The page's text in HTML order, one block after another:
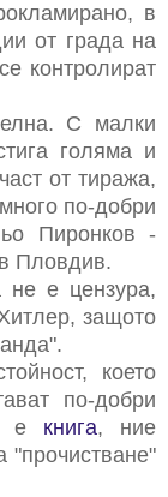
в
от града на
контролират
С малки
голяма и
от тиража,
по-добри
Пиронков -
Пловдив.
не е цензура,
защото
което
по-добри
е книга, ние
"прочистване"